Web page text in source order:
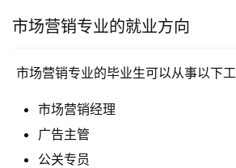
市场营销专业的就业方向
市场营销专业的毕业生可以从事以下工
市场营销经理
广告主管
公关专员